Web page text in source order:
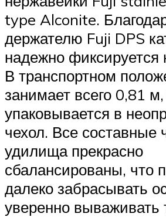
type Alconite.
держателю Fuji DPS
надежно
В транспортном
занимает всего 0,81
упаковывается в
чехол. Все составные
удилища прекрасно
сбалансированы, что
далеко забрасывать
уверенно вываживать